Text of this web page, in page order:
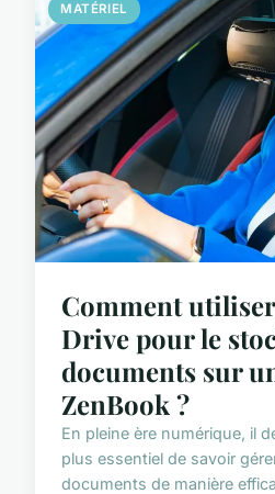
MATÉRIEL
Comment
Drive pour le
documents sur
ZenBook ?
En pleine ère numérique, il
plus essentiel de savoir
documents de manière